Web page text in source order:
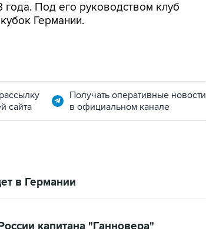
Под его руководством клуб
Германии.
сайта
Получать оперативные новости
в официальном канале
в Германии